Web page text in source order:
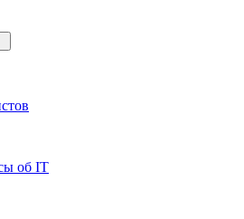
об IT